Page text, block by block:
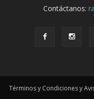
Contáctanos:
Términos y Condiciones y